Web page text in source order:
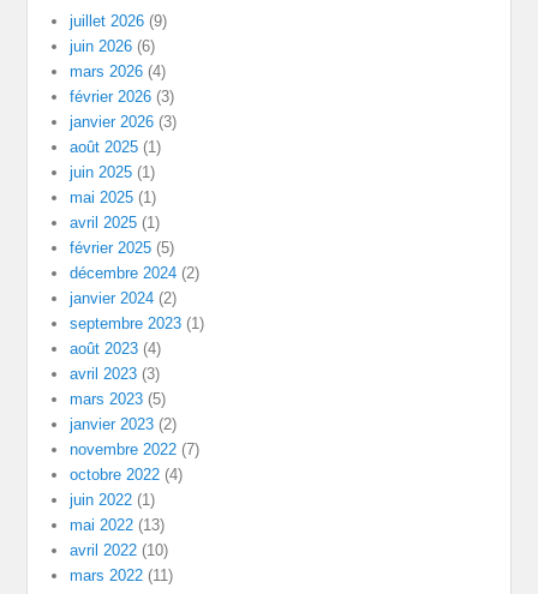
juillet 2026 (9)
juin 2026 (6)
mars 2026 (4)
février 2026 (3)
janvier 2026 (3)
août 2025 (1)
juin 2025 (1)
mai 2025 (1)
avril 2025 (1)
février 2025 (5)
décembre 2024 (2)
janvier 2024 (2)
septembre 2023 (1)
août 2023 (4)
avril 2023 (3)
mars 2023 (5)
janvier 2023 (2)
novembre 2022 (7)
octobre 2022 (4)
juin 2022 (1)
mai 2022 (13)
avril 2022 (10)
mars 2022 (11)